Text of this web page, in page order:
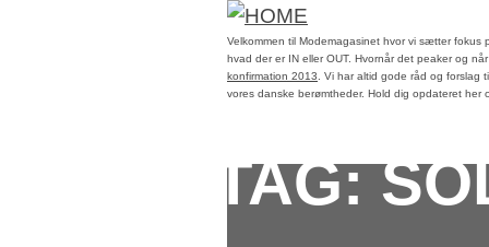
Velkommen til Modemagasinet hvor vi sætter
hvad der er IN eller OUT. Hvornår det peaker og
konfirmation 2013 . Vi har altid gode råd og
vores danske berømtheder. Hold dig opdateret
TAG: